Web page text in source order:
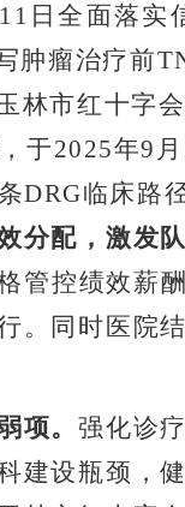
11 日全面落实
肿瘤治疗前
林市红十字
于2025年9 月
DRG临床路
分配，激发
管控绩效薪
。同时医院
项。强化诊
建设瓶颈，